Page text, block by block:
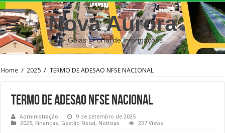
Nova Aurora
– Goiás | Portal de Informações
Home / 2025 / TERMO DE ADESAO NFSE NACIONAL
TERMO DE ADESAO NFSE NACIONAL
Administração
9 de setembro de 2025
2025, Finanças, Gestão Fiscal, Notícias 237 Views